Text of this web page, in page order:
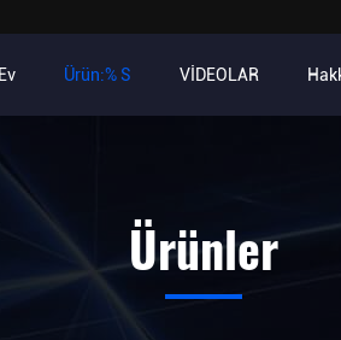
Ev Ürün:% S VİDEOLAR
Ürünler